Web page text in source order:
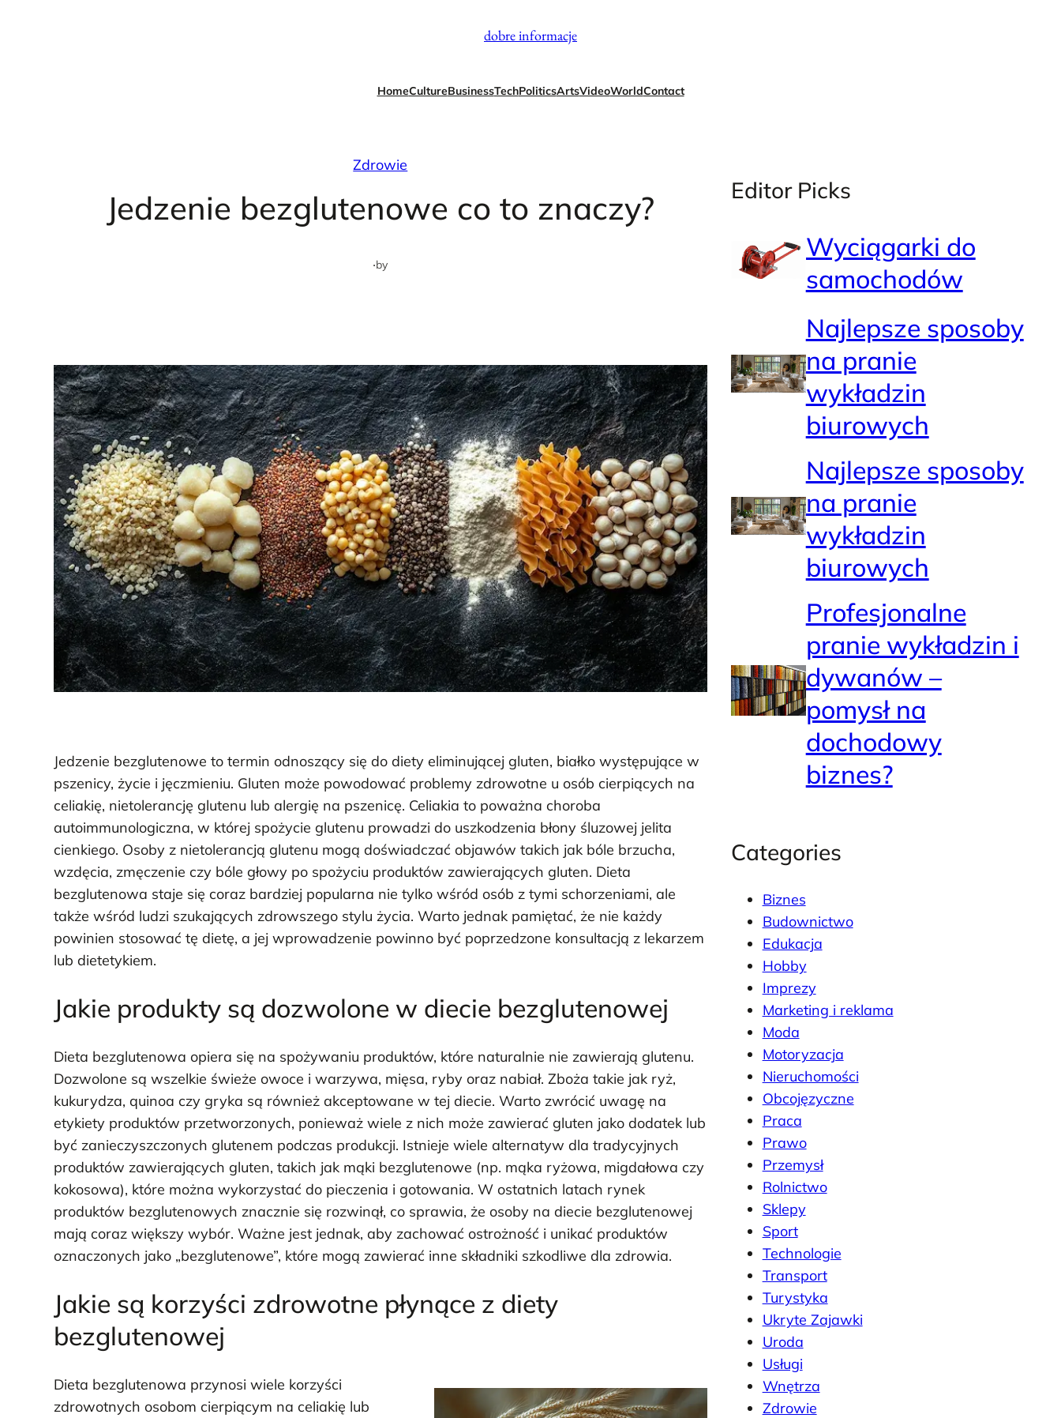
dobre informacje
HomeCultureBusinessTechPoliticsArtsVideoWorldContact
Zdrowie
Jedzenie bezglutenowe co to znaczy?
·by
Jedzenie bezglutenowe to termin odnoszący się do diety eliminującej gluten, białko występujące w
pszenicy, życie i jęczmieniu. Gluten może powodować problemy zdrowotne u osób cierpiących na
celiakię, nietolerancję glutenu lub alergię na pszenicę. Celiakia to poważna choroba
autoimmunologiczna, w której spożycie glutenu prowadzi do uszkodzenia błony śluzowej jelita
cienkiego. Osoby z nietolerancją glutenu mogą doświadczać objawów takich jak bóle brzucha,
wzdęcia, zmęczenie czy bóle głowy po spożyciu produktów zawierających gluten. Dieta
bezglutenowa staje się coraz bardziej popularna nie tylko wśród osób z tymi schorzeniami, ale
także wśród ludzi szukających zdrowszego stylu życia. Warto jednak pamiętać, że nie każdy
powinien stosować tę dietę, a jej wprowadzenie powinno być poprzedzone konsultacją z lekarzem
lub dietetykiem.
Jakie produkty są dozwolone w diecie bezglutenowej
Dieta bezglutenowa opiera się na spożywaniu produktów, które naturalnie nie zawierają glutenu.
Dozwolone są wszelkie świeże owoce i warzywa, mięsa, ryby oraz nabiał. Zboża takie jak ryż,
kukurydza, quinoa czy gryka są również akceptowane w tej diecie. Warto zwrócić uwagę na
etykiety produktów przetworzonych, ponieważ wiele z nich może zawierać gluten jako dodatek lub
być zanieczyszczonych glutenem podczas produkcji. Istnieje wiele alternatyw dla tradycyjnych
produktów zawierających gluten, takich jak mąki bezglutenowe (np. mąka ryżowa, migdałowa czy
kokosowa), które można wykorzystać do pieczenia i gotowania. W ostatnich latach rynek
produktów bezglutenowych znacznie się rozwinął, co sprawia, że osoby na diecie bezglutenowej
mają coraz większy wybór. Ważne jest jednak, aby zachować ostrożność i unikać produktów
oznaczonych jako „bezglutenowe”, które mogą zawierać inne składniki szkodliwe dla zdrowia.
Jakie są korzyści zdrowotne płynące z diety
bezglutenowej
Dieta bezglutenowa przynosi wiele korzyści
zdrowotnych osobom cierpiącym na celiakię lub
Editor Picks
Wyciągarki do
samochodów
Najlepsze sposoby
na pranie
wykładzin
biurowych
Najlepsze sposoby
na pranie
wykładzin
biurowych
Profesjonalne
pranie wykładzin i
dywanów –
pomysł na
dochodowy
biznes?
Categories
Biznes
Budownictwo
Edukacja
Hobby
Imprezy
Marketing i reklama
Moda
Motoryzacja
Nieruchomości
Obcojęzyczne
Praca
Prawo
Przemysł
Rolnictwo
Sklepy
Sport
Technologie
Transport
Turystyka
Ukryte Zajawki
Uroda
Usługi
Wnętrza
Zdrowie